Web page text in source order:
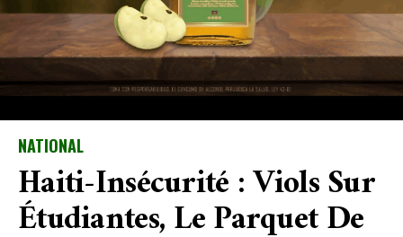
NATIONAL
Haiti-Insécurité : Viols Sur
Étudiantes, Le Parquet De